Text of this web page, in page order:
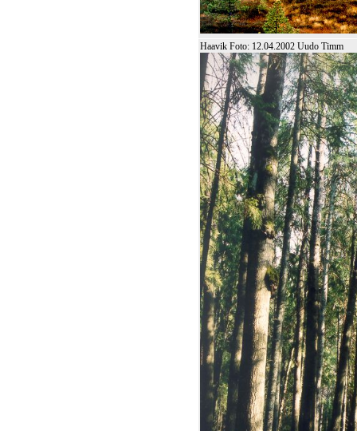
Haavik Foto: 12.04.2002 Uudo Timm